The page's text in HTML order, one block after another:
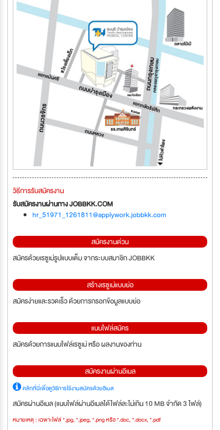
วิธีการรับสมัครงาน
รับสมัครงานผ่านทาง JOBBKK.COM
hr_51971_1261811@applywork.jobbkk.com
สมัครงานด่วน
สมัครด้วยเรซูเม่รูปแบบเต็ม จากระบบสมาชิก JOBBKK
สร้างเรซูเม่แบบย่อ
สมัครง่ายและรวดเร็ว ด้วยการกรอกข้อมูลแบบย่อ
แนบไฟล์สมัคร
สมัครด้วยการแนบไฟล์เรซูเม่ หรือ ผลงานของท่าน
สมัครงานผ่านอีเมล
คลิกที่นี่เพื่อดูวิธีการใช้งานสมัครด้วยอีเมล
สมัครผ่านอีเมล (แนบไฟล์ผ่านอีเมลได้ไฟล์ละไม่เกิน 10 MB จำกัด 3 ไฟล์)
หมายเหตุ : เฉพาะไฟล์ *.jpg, *.jpeg, *.png หรือ *.doc, *.docx, *.pdf